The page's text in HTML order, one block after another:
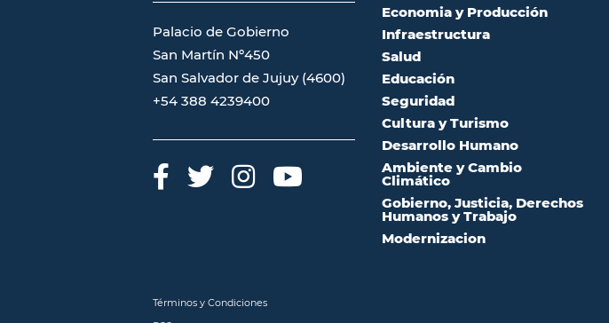
Palacio de Gobierno
San Martín Nº450
San Salvador de Jujuy (4600)
+54 388 4239400
Economia y Producción
Infraestructura
Salud
Educación
Seguridad
Cultura y Turismo
Desarrollo Humano
Ambiente y Cambio
Climático
Gobierno, Justicia, Derechos
Humanos y Trabajo
Modernizacion
Términos y Condiciones